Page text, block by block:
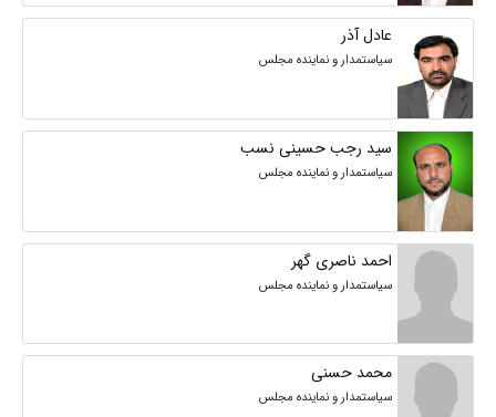
عادل آذر
سیاستمدار و نماینده مجلس
سید رجب حسینی نسب
سیاستمدار و نماینده مجلس
احمد ناصری گهر
سیاستمدار و نماینده مجلس
محمد حسنی
سیاستمدار و نماینده مجلس